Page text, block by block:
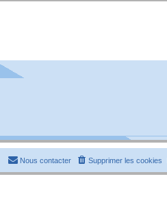
Supprimer les cookies
Nous contacter